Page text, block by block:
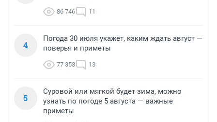
86 746 11
4
Погода 30 июля укажет, каким ждать август —
поверья и приметы
77 353 13
5
Суровой или мягкой будет зима, можно
узнать по погоде 5 августа — важные
приметы